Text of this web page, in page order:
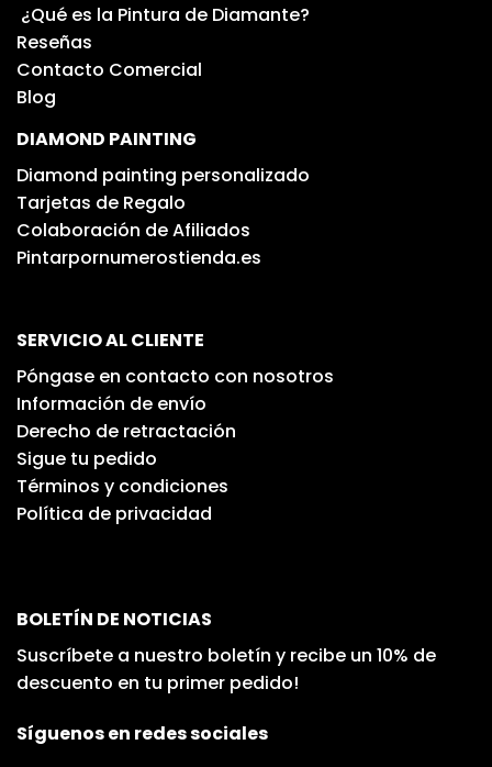
¿Qué es la Pintura de Diamante?
Reseñas
Contacto Comercial
Blog
DIAMOND PAINTING
Diamond painting personalizado
Tarjetas de Regalo
Colaboración de Afiliados
Pintarpornumerostienda.es
SERVICIO AL CLIENTE
Póngase en contacto con nosotros
Información de envío
Derecho de retractación
Sigue tu pedido
Términos y condiciones
Política de privacidad
BOLETÍN DE NOTICIAS
Suscríbete a nuestro boletín y recibe un 10% de
descuento en tu primer pedido!
Síguenos en redes sociales